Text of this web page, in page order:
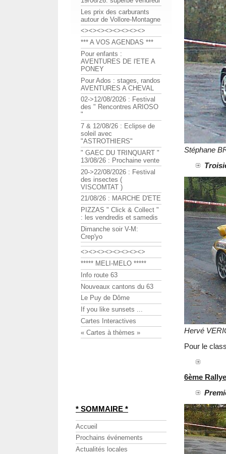
Stéphane
Hervé
Pour le
6ème
Les prix des carburants
autour de Vollore-Montagne
<><><><><><><><>
*** A VOS AGENDAS ***
Pour enfants :
AVENTURES DE l'ETE A
PONEY
Pour Ados : stages, randos
AVENTURES A CHEVAL
02->12/08/2026 : Festival
des " Rencontres ARIOSO
"
7 & 12/08/26 : Eclipse de
soleil avec
"ASTROTHIERS"
" GAEC DU TRINQUART "
13/08/26 : Prochaine vente
20->22/08/2026 : Festival
des insectes (
VISCOMTAT )
21/08/26 : MARCHE D'ETE
PIZZAS " Click & Collect "
: les vendredis et samedis
Dimanche soir V-M:
Crep'yo
<><><><><><><><>
***** MELI-MELO *****
Info route 63
Nouveaux cantons du 63
Le Puy de Dôme
If you like sunsets ...
Cartes Interactives
« Cartes à thèmes »
* SOMMAIRE *
Accueil
Prochains événements
Actualités locales